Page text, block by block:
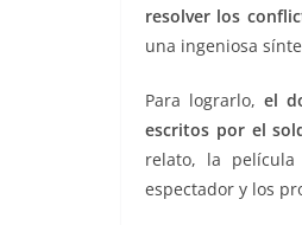
resolver los
una ingeniosa
Para lograrlo, el
escritos por el
relato, la película
espectador y los